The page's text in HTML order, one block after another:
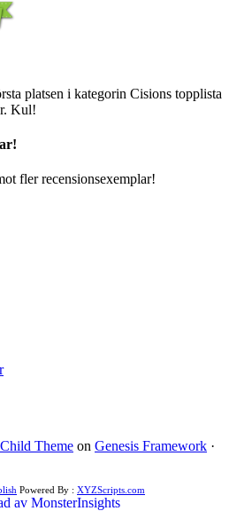
platsen i kategorin Cisions topplista
Kul!
fler recensionsexemplar!
Theme on Genesis Framework ·
Powered By : XYZScripts.com